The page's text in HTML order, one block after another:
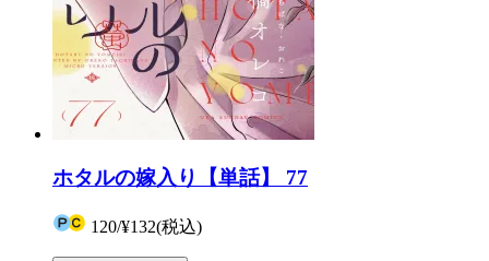
ホタルの嫁入り【単話】 77
120/¥132(税込)